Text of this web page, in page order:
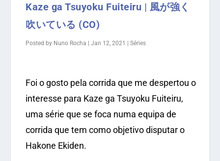
Kaze ga Tsuyoku Fuiteiru | 風が強く
吹いている (CO)
Posted by Nuno Rocha |Jan 12, 2021 |Séries
Foi o gosto pela corrida que me despertou o
interesse para Kaze ga Tsuyoku Fuiteiru,
uma série que se foca numa equipa de
corrida que tem como objetivo disputar o
Hakone Ekiden.